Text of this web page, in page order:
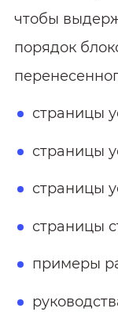
чтобы
порядок
страницы
страницы
страницы
страницы
примеры